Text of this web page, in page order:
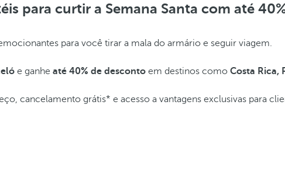
para curtir a Semana Santa com até
para você tirar a mala do armário e seguir viagem.
e ganhe até 40% de desconto em destinos como Costa Rica,
cancelamento grátis* e acesso a vantagens exclusivas para